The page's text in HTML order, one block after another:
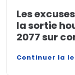
Les
la sortie
2077 sur
Continuer la